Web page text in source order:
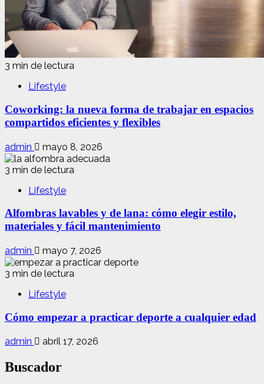
3 min de lectura
Lifestyle
Coworking: la nueva forma de trabajar en espacios
compartidos eficientes y flexibles
admin mayo 8, 2026
3 min de lectura
Lifestyle
Alfombras lavables y de lana: cómo elegir estilo,
materiales y fácil mantenimiento
admin mayo 7, 2026
3 min de lectura
Lifestyle
Cómo empezar a practicar deporte a cualquier edad
admin abril 17, 2026
Buscador